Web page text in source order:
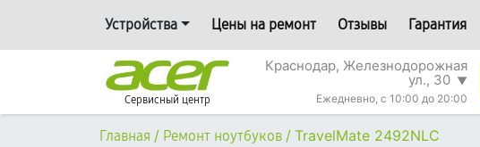
Устройства Цены на ремонт Отзывы Гарантия
Сервисный центр
Краснодар, Железнодорожная
ул., 30 ▼
Ежедневно, с 10:00 до 20:00
Главная / Ремонт ноутбуков / TravelMate 2492NLC